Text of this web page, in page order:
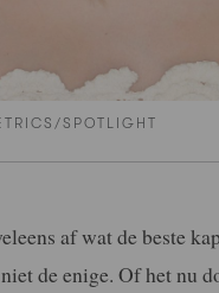
SPOTLIGHT
af wat de beste
de enige. Of het nu